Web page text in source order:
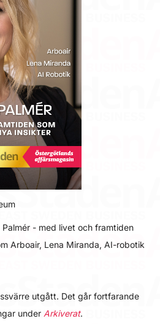
- med livet och framtiden
Arboair, Lena Miranda, AI-robotik
utgått. Det går fortfarande
under Arkiverat.